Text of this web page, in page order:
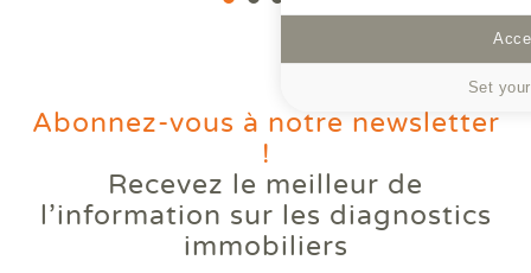
Votre logement reste trop
chaud l'été ? Comprendre le
phénomène des bouilloires
Abonnez-vous à notre newsletter
!
Recevez le meilleur de
l’information sur les diagnostics
immobiliers
Set